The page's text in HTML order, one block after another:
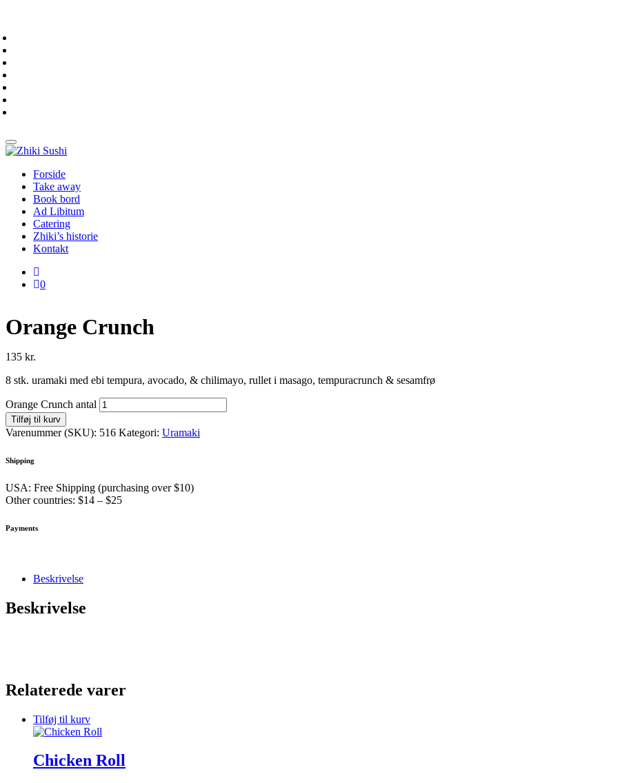
Forside
Take away
Book bord
Ad Libitum
Catering
Zhiki’s historie
Kontakt
0
Orange Crunch
135 kr.
8 stk. uramaki med ebi tempura, avocado, & chilimayo, rullet i masago, tempuracrunch & sesamfrø
Orange Crunch antal
Tilføj til kurv
Varenummer (SKU): 516 Kategori: Uramaki
Shipping
USA: Free Shipping (purchasing over $10)
Other countries: $14 – $25
Payments
Beskrivelse
Beskrivelse
Relaterede varer
Tilføj til kurv
Chicken Roll